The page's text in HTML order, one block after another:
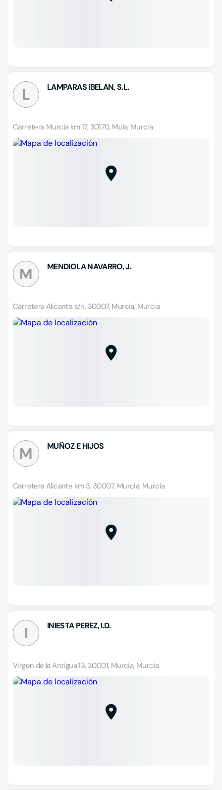
L LAMPARAS IBELAN, S.L.
Carretera Murcia km 17, 30170, Mula, Murcia
M MENDIOLA NAVARRO, J.
Carretera Alicante s/n, 30007, Murcia, Murcia
M MUÑOZ E HIJOS
Carretera Alicante km 3, 30007, Murcia, Murcia
I INIESTA PEREZ, I.D.
Virgen de la Antigua 13, 30001, Murcia, Murcia